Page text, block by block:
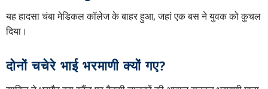
यह हादसा चंबा मेडिकल कॉलेज के बाहर हुआ, जहां एक बस ने युवक को कुचल
दिया।
दोनों चचेरे भाई भरमाणी क्यों गए?